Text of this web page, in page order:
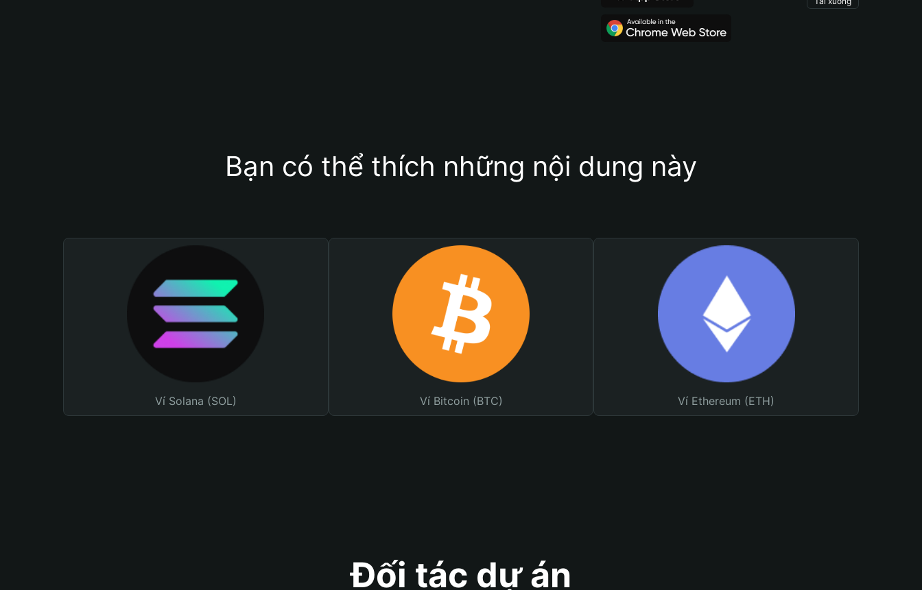
Bạn có thể thích những nội dung này
Ví Solana (SOL) Ví Bitcoin (BTC) Ví Ethereum (ETH)
Đối tác dự án